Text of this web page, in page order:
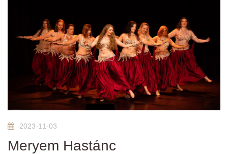
2023-11-03
Meryem Hastánc